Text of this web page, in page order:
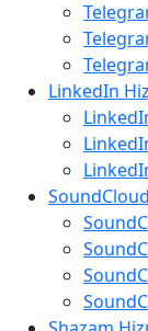
LinkedIn